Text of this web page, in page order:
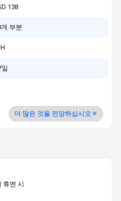
138
부분
더 많은 것을 전망하십시오
휴멘 시